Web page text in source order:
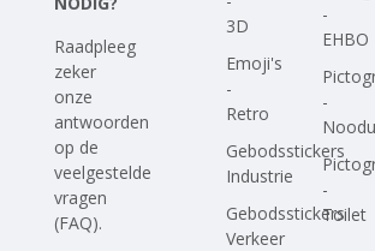
Raadpleeg
zeker
onze
antwoorden
op de
veelgestelde
vragen
(FAQ).
3D
Emoji's
-
Retro
Gebodsstickers
Industrie
Gebodsstickers
Verkeer
-
EHBO
-
-
Toilet